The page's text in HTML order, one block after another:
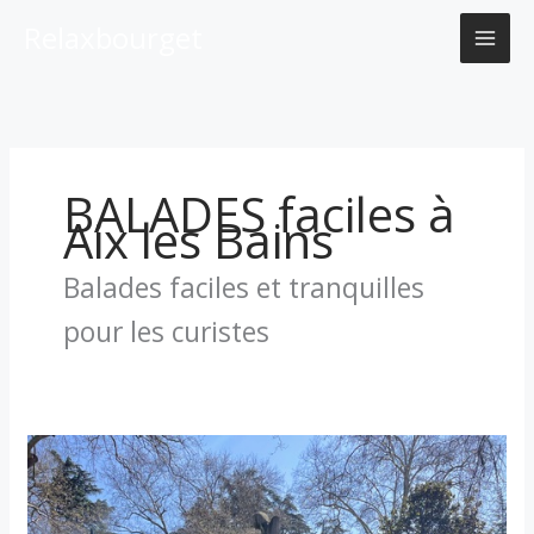
BALADES faciles à
Aix les Bains
Balades faciles et tranquilles
pour les curistes
Top
5
des
balades